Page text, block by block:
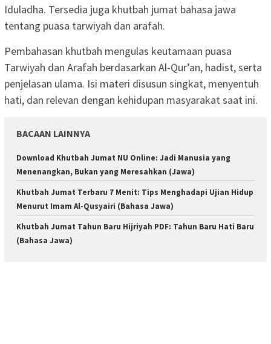
Iduladha. Tersedia juga khutbah jumat bahasa jawa
tentang puasa tarwiyah dan arafah.
Pembahasan khutbah mengulas keutamaan puasa
Tarwiyah dan Arafah berdasarkan Al-Qur’an, hadist, serta
penjelasan ulama. Isi materi disusun singkat, menyentuh
hati, dan relevan dengan kehidupan masyarakat saat ini.
BACAAN LAINNYA
Download Khutbah Jumat NU Online: Jadi Manusia yang
Menenangkan, Bukan yang Meresahkan (Jawa)
Khutbah Jumat Terbaru 7 Menit: Tips Menghadapi Ujian Hidup
Menurut Imam Al-Qusyairi (Bahasa Jawa)
Khutbah Jumat Tahun Baru Hijriyah PDF: Tahun Baru Hati Baru
(Bahasa Jawa)